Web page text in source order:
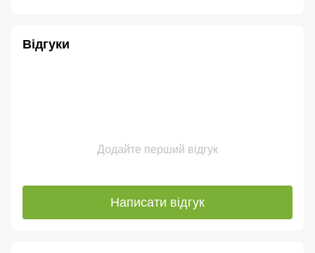
Відгуки
Додайте перший відгук
Написати відгук